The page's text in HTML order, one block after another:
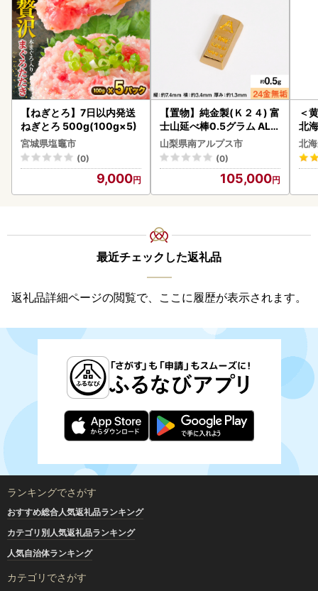
【ねぎとろ】7日以内発送
ねぎとろ 500g(100g×5)
宮城県塩竈市
(0)
9,000
【置物】純金製(Ｋ２４) 富
士山延べ棒0.5グラム ALP
BK181
山梨県南アルプス市
(0)
105,000
＜
北
北
最近チェックした返礼品
返礼品詳細ページの閲覧で、ここに履歴が表示されます。
ランキングでさがす
おすすめ総合人気返礼品ランキング
カテゴリ別人気返礼品ランキング
人気自治体ランキング
カテゴリでさがす